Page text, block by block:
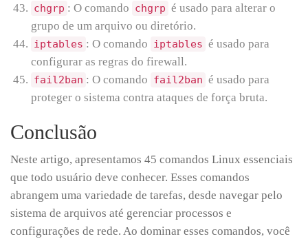
chgrp : O comando chgrp é usado para alterar o
grupo de um arquivo ou diretório.
iptables : O comando iptables é usado para
configurar as regras do firewall.
fail2ban : O comando fail2ban é usado para
proteger o sistema contra ataques de força bruta.
Conclusão
Neste artigo, apresentamos 45 comandos Linux essenciais
que todo usuário deve conhecer. Esses comandos
abrangem uma variedade de tarefas, desde navegar pelo
sistema de arquivos até gerenciar processos e
configurações de rede. Ao dominar esses comandos, você